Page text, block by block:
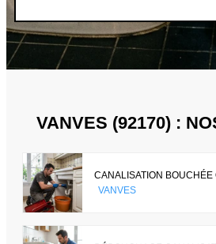
VANVES (92170) :
CANALISATION BOUCHÉE
VANVES